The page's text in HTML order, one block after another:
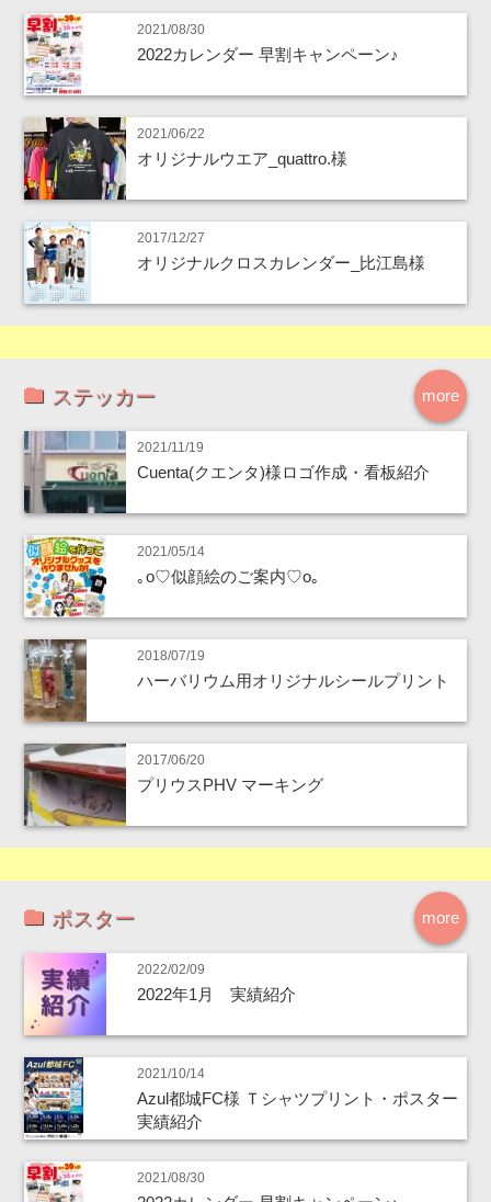
2021/08/30
2022カレンダー 早割キャンペーン♪
2021/06/22
オリジナルウエア_quattro.様
2017/12/27
オリジナルクロスカレンダー_比江島様
more
ステッカー
2021/11/19
Cuenta(クエンタ)様ロゴ作成・看板紹介
2021/05/14
｡o♡似顔絵のご案内♡o｡
2018/07/19
ハーバリウム用オリジナルシールプリント
2017/06/20
プリウスPHV マーキング
more
ポスター
2022/02/09
2022年1月 実績紹介
2021/10/14
Azul都城FC様 Ｔシャツプリント・ポスター
実績紹介
2021/08/30